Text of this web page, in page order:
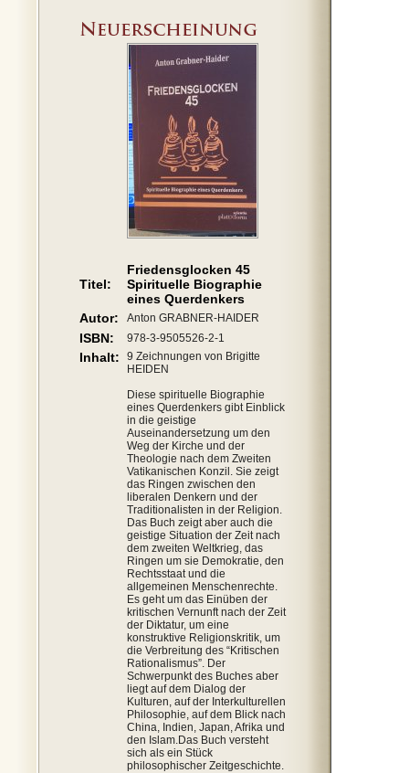
Titel:
Friedensglocken 45
Spirituelle Biographie
eines Querdenkers
Autor:
Anton GRABNER-HAIDER
ISBN: 978-3-9505526-2-1
Inhalt:
9 Zeichnungen von Brigitte
HEIDEN
Diese spirituelle Biographie
eines Querdenkers gibt Einblick
in die geistige
Auseinandersetzung um den
Weg der Kirche und der
Theologie nach dem Zweiten
Vatikanischen Konzil. Sie zeigt
das Ringen zwischen den
liberalen Denkern und der
Traditionalisten in der Religion.
Das Buch zeigt aber auch die
geistige Situation der Zeit nach
dem zweiten Weltkrieg, das
Ringen um sie Demokratie, den
Rechtsstaat und die
allgemeinen Menschenrechte.
Es geht um das Einüben der
kritischen Vernunft nach der Zeit
der Diktatur, um eine
konstruktive Religionskritik, um
die Verbreitung des “Kritischen
Rationalismus”. Der
Schwerpunkt des Buches aber
liegt auf dem Dialog der
Kulturen, auf der Interkulturellen
Philosophie, auf dem Blick nach
China, Indien, Japan, Afrika und
den Islam.Das Buch versteht
sich als ein Stück
philosophischer Zeitgeschichte.